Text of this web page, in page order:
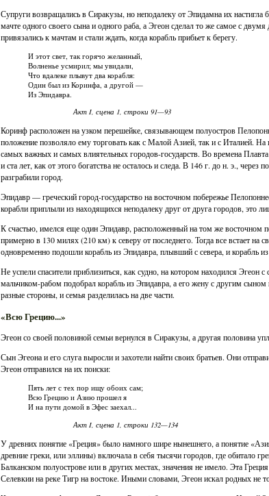
Супруги возвращались в Сиракузы, но неподалеку от Эпидамна их настигла
мачте одного своего сына и одного раба, а Эгеон сделал то же самое с
привязались к мачтам и стали ждать, когда корабль прибьет к берегу.
И этот свет, так горячо желанный,
Волненье усмирил; мы увидали,
Что вдалеке плывут два корабля:
Один был из Коринфа, а другой —
Из Эпидавра.
Акт I, сцена 1, строки 91—93
Коринф расположен на узком перешейке, связывающем полуостров
положение позволяло ему торговать как с Малой Азией, так и с Италией.
самых важных и самых влиятельных городов-государств. Во времена
и ста лет, как от этого богатства не осталось и следа. В 146 г. до н. э.,
разграбили город.
Эпидавр — греческий город-государство на восточном побережье
корабли приплыли из находящихся неподалеку друг от друга городов, это
К счастью, имелся еще один Эпидавр, расположенный на том же восточном
примерно в 130 милях (210 км) к северу от последнего. Тогда все встает
одновременно подошли корабль из Эпидавра, плывший с севера, и корабль
Не успели спасители приблизиться, как судно, на котором находился Эгеон
мальчиком-рабом подобрал корабль из Эпидавра, а его жену с другим
разные стороны, и семья разделилась на две части.
«Всю Грецию...»
Эгеон со своей половиной семьи вернулся в Сиракузы, а другая половина
Сын Эгеона и его слуга выросли и захотели найти своих братьев. Они
Эгеон отправился на их поиски:
Пять лет с тех пор ищу обоих сам;
Всю Грецию и Азию прошел я
И на пути домой в Эфес заехал...
Акт I, сцена 1, строки 132—134
У древних понятие «Греция» было намного шире нынешнего, а понятие
древние греки, или эллины) включала в себя тысячи городов, где обитало
Балканском полуострове или в других местах, значения не имело. Эта
Селевкии на реке Тигр на востоке. Иными словами, Эгеон искал родных не